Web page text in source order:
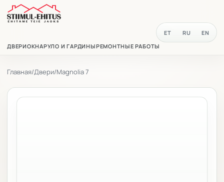
ДВЕРИОКНАРУЛО И ГАРДИНЫРЕМОНТНЫЕ РАБОТЫ
ET RU EN
Главная/Двери/Magnolia 7